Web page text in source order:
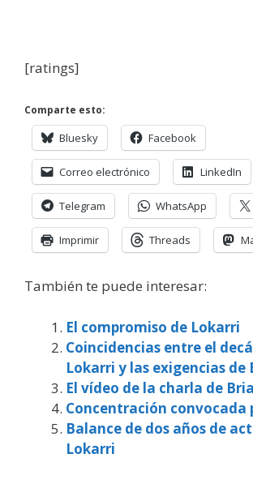
[ratings]
Comparte esto:
Bluesky Facebook
Correo electrónico LinkedIn
Telegram WhatsApp
Imprimir Threads
También te puede interesar:
El compromiso de Lokarri
Coincidencias entre el
Lokarri y las exigencias de
El vídeo de la charla de
Concentración convocada
Balance de dos años de
Lokarri